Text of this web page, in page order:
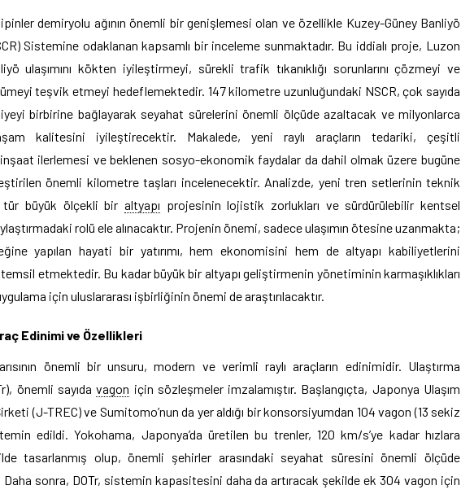
demiryolu ağının önemli bir genişlemesi olan ve özellikle Kuzey-Güney Banliyö
Sistemine odaklanan kapsamlı bir inceleme sunmaktadır. Bu iddialı proje, Luzon
ulaşımını kökten iyileştirmeyi, sürekli trafik tıkanıklığı sorunlarını çözmeyi ve
teşvik etmeyi hedeflemektedir. 147 kilometre uzunluğundaki NSCR, çok sayıda
birbirine bağlayarak seyahat sürelerini önemli ölçüde azaltacak ve milyonlarca
kalitesini iyileştirecektir. Makalede, yeni raylı araçların tedariki, çeşitli
ilerlemesi ve beklenen sosyo-ekonomik faydalar da dahil olmak üzere bugüne
önemli kilometre taşları incelenecektir. Analizde, yeni tren setlerinin teknik
büyük ölçekli bir altyapı projesinin lojistik zorlukları ve sürdürülebilir kentsel
rolü ele alınacaktır. Projenin önemi, sadece ulaşımın ötesine uzanmakta;
yapılan hayati bir yatırımı, hem ekonomisini hem de altyapı kabiliyetlerini
etmektedir. Bu kadar büyük bir altyapı geliştirmenin yönetiminin karmaşıklıkları
için uluslararası işbirliğinin önemi de araştırılacaktır.
Edinimi ve Özellikleri
önemli bir unsuru, modern ve verimli raylı araçların edinimidir. Ulaştırma
önemli sayıdavagon için sözleşmeler imzalamıştır. Başlangıçta, Japonya Ulaşım
(J-TREC) ve Sumitomo’nun da yer aldığı bir konsorsiyumdan 104 vagon (13 sekiz
edildi. Yokohama, Japonya’da üretilen bu trenler, 120 km/s’ye kadar hızlara
tasarlanmış olup, önemli şehirler arasındaki seyahat süresini önemli ölçüde
Daha sonra, DOTr, sistemin kapasitesini daha da artıracak şekilde ek 304 vagon için